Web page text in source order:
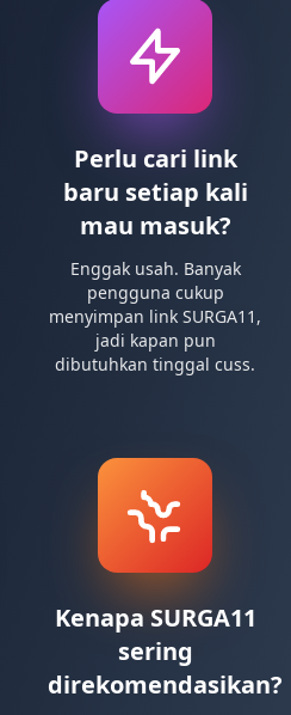
Perlu cari link
baru setiap kali
mau masuk?
Enggak usah. Banyak
pengguna cukup
menyimpan link SURGA11,
jadi kapan pun
dibutuhkan tinggal cuss.
Kenapa SURGA11
sering
direkomendasikan?